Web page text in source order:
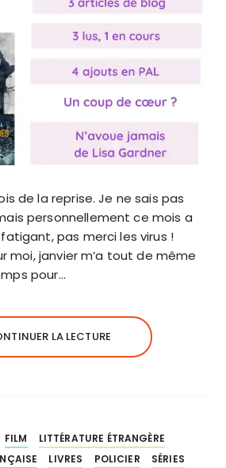
de la reprise. Je ne sais pas
personnellement ce mois a
pas merci les virus !
moi, janvier m’a tout de même
pour…
LA LECTURE
FILM
LITTÉRATURE ÉTRANGÈRE
LIVRES POLICIER SÉRIES